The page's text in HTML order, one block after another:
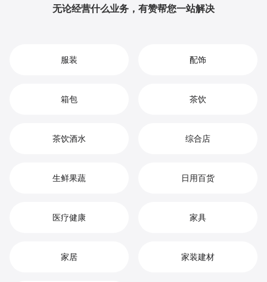
无论经营什么业务，有赞帮您一站解决
服装 配饰
箱包 茶饮
茶饮酒水 综合店
生鲜果蔬 日用百货
医疗健康 家具
家居 家装建材